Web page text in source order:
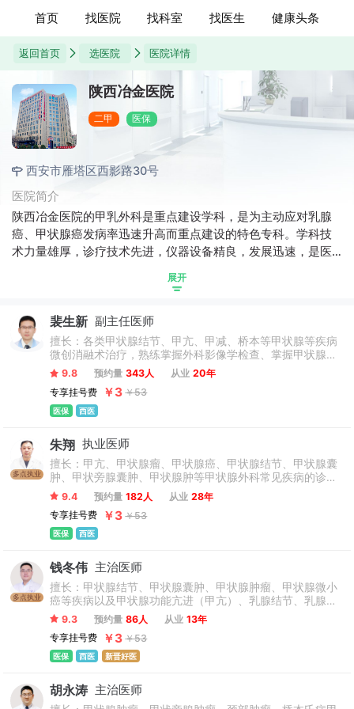
首页 找医院 找科室 找医生 健康头条
返回首页 选医院 医院详情
陕西冶金医院
二甲 医保
西安市雁塔区西影路30号
医院简介
陕西冶金医院的甲乳外科是重点建设学科，是为主动应对乳腺
癌、甲状腺癌发病率迅速升高而重点建设的特色专科。学科技
术力量雄厚，诊疗技术先进，仪器设备精良，发展迅速，是医
化”的理念，坚持以“最小的创伤治愈疾病和最大限度的保留功
同时高度关注乳房外形、哺乳功能以及甲状旁腺、喉返神经、
喉上神经的保护；提倡“防治结合，早诊早治”，建议广大适龄群
众每年进行乳腺甲状腺检查，及时活检可疑病变，尽可能早的
发现乳腺癌、甲状腺癌，以期获得彻底治愈。
展开
裴生新 副主任医师
擅长：各类甲状腺结节、甲亢、甲减、桥本等甲状腺等疾病
微创消融术治疗，熟练掌握外科影像学检查、掌握甲状腺疾
病诊断、手术和综合治疗运用，能多角度剖析患者病情，并
根据患者的自身情况制定针对性的治疗方案，临床效果显
著。
9.8 预约量 343人 从业 20年
专享挂号费
￥3 ￥53
医保 西医
多点执业
朱翔 执业医师
擅长：甲亢、甲状腺瘤、甲状腺癌、甲状腺结节、甲状腺囊
肿、甲状旁腺囊肿、甲状腺肿等甲状腺外科常见疾病的诊断
和治疗。
9.4 预约量 182人 从业 28年
专享挂号费
￥3 ￥53
医保 西医
多点执业
钱冬伟 主治医师
擅长：甲状腺结节、甲状腺囊肿、甲状腺肿瘤、甲状腺微小
癌等疾病以及甲状腺功能亢进（甲亢）、乳腺结节、乳腺纤
维瘤超声引导介入消融微创治疗。
9.3 预约量 86人 从业 13年
专享挂号费
￥3 ￥53
医保 西医 新晋好医
胡永涛 主治医师